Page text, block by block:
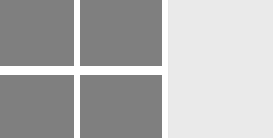
Teka Teki
99 Binatang Hk Hari